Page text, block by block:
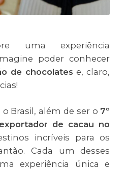
uma experiência
poder conhecer
de chocolates e, claro,
Brasil, além de ser o 7º
de cacau no
incríveis para os
Cada um desses
experiência única e